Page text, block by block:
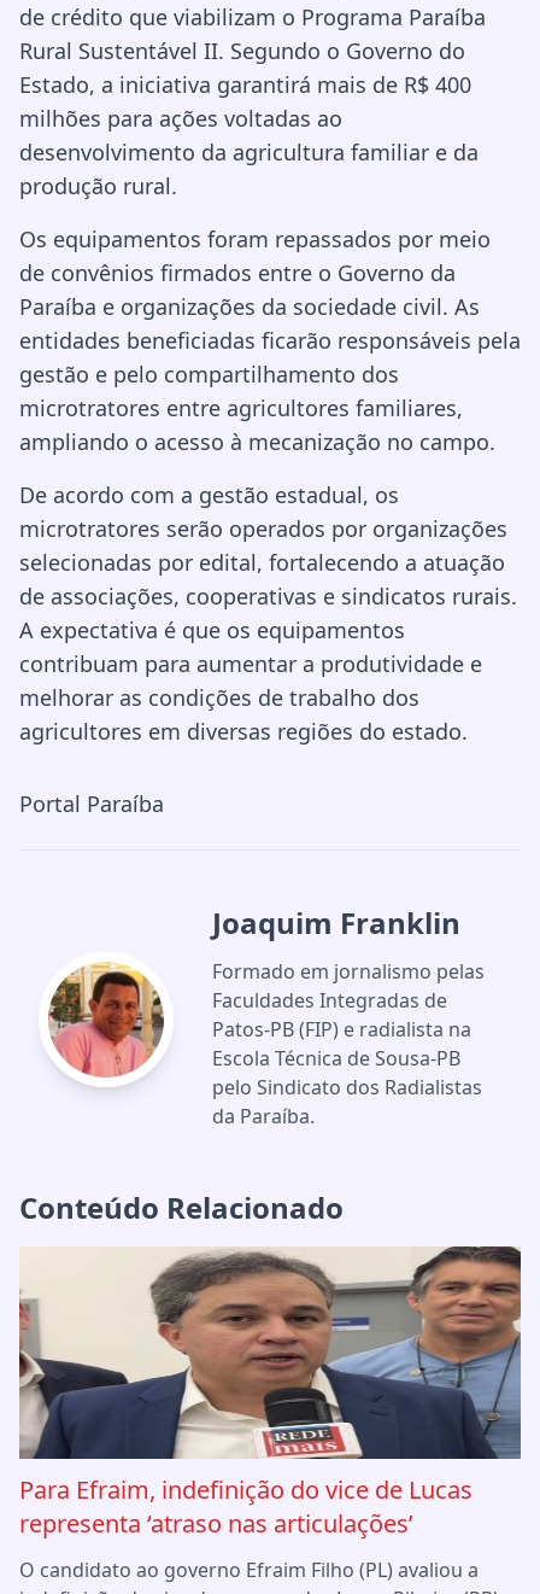
de crédito que viabilizam o Programa Paraíba
Rural Sustentável II. Segundo o Governo do
Estado, a iniciativa garantirá mais de R$ 400
milhões para ações voltadas ao
desenvolvimento da agricultura familiar e da
produção rural.
Os equipamentos foram repassados por meio
de convênios firmados entre o Governo da
Paraíba e organizações da sociedade civil. As
entidades beneficiadas ficarão responsáveis pela
gestão e pelo compartilhamento dos
microtratores entre agricultores familiares,
ampliando o acesso à mecanização no campo.
De acordo com a gestão estadual, os
microtratores serão operados por organizações
selecionadas por edital, fortalecendo a atuação
de associações, cooperativas e sindicatos rurais.
A expectativa é que os equipamentos
contribuam para aumentar a produtividade e
melhorar as condições de trabalho dos
agricultores em diversas regiões do estado.
Portal Paraíba
Joaquim Franklin
Formado em jornalismo pelas
Faculdades Integradas de
Patos-PB (FIP) e radialista na
Escola Técnica de Sousa-PB
pelo Sindicato dos Radialistas
da Paraíba.
Conteúdo Relacionado
Para Efraim, indefinição do vice de Lucas
representa ‘atraso nas articulações’
O candidato ao governo Efraim Filho (PL) avaliou a